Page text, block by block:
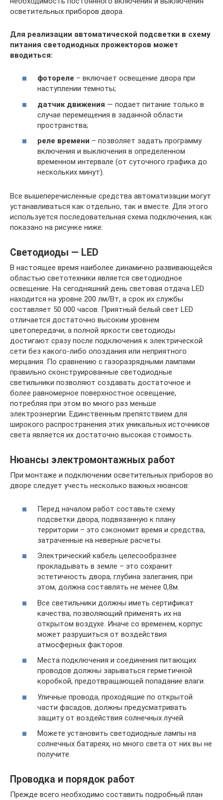
осветительных приборов двора.
Для реализации автоматической подсветки в схему
питания светодиодных прожекторов может
вводиться:
фотореле – включает освещение двора при
наступлении темноты;
датчик движения — подает питание только в
случае перемещения в заданной области
пространства;
реле времени – позволяет задать программу
включения и выключения в определенном
временном интервале (от суточного графика до
нескольких минут).
Все вышеперечисленные средства автоматизации могут
устанавливаться как отдельно, так и вместе. Для этого
используется последовательная схема подключения, как
показано на рисунке ниже:
Светодиоды — LED
В настоящее время наиболее динамично развивающейся
областью светотехники является светодиодное
освещение. На сегодняшний день световая отдача LED
находится на уровне 200 лм/Вт, а срок их службы
составляет 50 000 часов. Приятный белый свет LED
отличается достаточно высоким уровнем
цветопередачи, а полной яркости светодиоды
достигают сразу после подключения к электрической
сети без какого-либо опоздания или неприятного
мерцания. По сравнению с газоразрядными лампами
правильно сконструированные светодиодные
светильники позволяют создавать достаточное и
более равномерное поверхностное освещение,
потребляя при этом во много раз меньше
электроэнергии. Единственным препятствием для
широкого распространения этих уникальных источников
света является их достаточно высокая стоимость.
Нюансы электромонтажных работ
При монтаже и подключении осветительных приборов во
дворе следует учесть несколько важных нюансов:
Перед началом работ составьте схему
подсветки двора, подвязанную к плану
территории – это сэкономит время и средства,
затраченные на неверные расчеты.
Электрический кабель целесообразнее
прокладывать в земле – это сохранит
эстетичность двора, глубина залегания, при
этом, должна составлять не менее 0,8м.
Все светильники должны иметь сертификат
качества, позволяющий применять их на
открытом воздухе. Иначе со временем, корпус
может разрушиться от воздействия
атмосферных факторов.
Места подключения и соединения питающих
проводов должны зарываться герметичной
коробкой, предотвращающей попадание влаги.
Уличные провода, проходящие по открытой
части фасадов, должны предусматривать
защиту от воздействия солнечных лучей.
Можете установить светодиодные лампы на
солнечных батареях, но много света от них вы не
получите.
Проводка и порядок работ
Прежде всего необходимо составить подробный план